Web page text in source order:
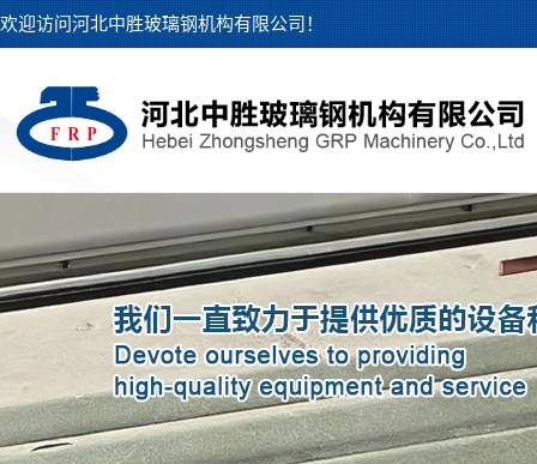
欢迎访问河北中胜玻璃钢机构有限公司！